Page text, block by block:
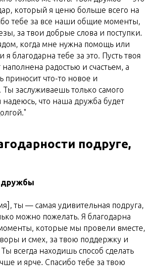
который я ценю больше всего на
тебе за все наши общие моменты,
за твои добрые слова и поступки.
когда мне нужна помощь или
я благодарна тебе за это. Пусть твоя
радостью и счастьем, а
приносит что-то новое и
Ты заслуживаешь только самого
надеюсь, что наша дружба будет
подруге,
дружбы
ты — самая удивительная подруга,
можно пожелать. Я благодарна
которые мы провели вместе,
и смех, за твою поддержку и
всегда находишь способ сделать
и ярче. Спасибо тебе за твою